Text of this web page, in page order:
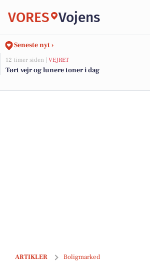
VORES Vojens
Seneste nyt ›
12 timer siden | VEJRET
Tørt vejr og lunere toner i dag
ARTIKLER Boligmarked
Borgvej 1 er til salg for kun 275.000 kr.: